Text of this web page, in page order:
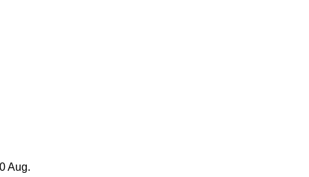
Aug.